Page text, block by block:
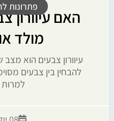
פתרונות
האם עיוורון
מולד
עיוורון צבעים הוא
להבחין בין צבעים